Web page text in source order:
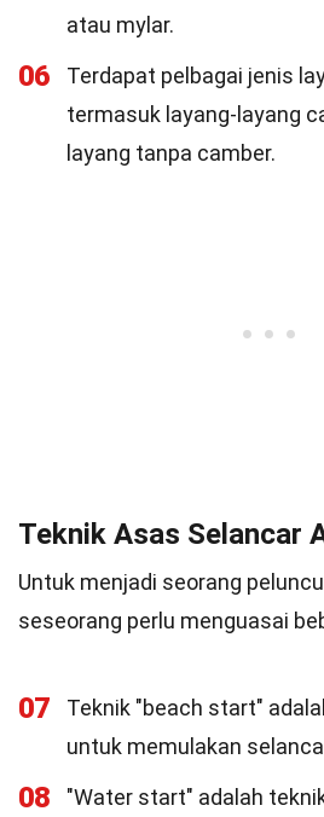
atau mylar.
06
Terdapat pelbagai jenis
termasuk layang-layang
layang tanpa camber.
Teknik Asas Selancar
Untuk menjadi seorang
seseorang perlu menguasai
07
Teknik "beach start"
untuk memulakan
08 "Water start" adalah